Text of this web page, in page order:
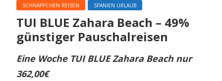
SCHNÄPPCHEN REISEN SPANIEN URLAUB
TUI BLUE Zahara Beach – 49%
günstiger Pauschalreisen
Eine Woche TUI BLUE Zahara Beach nur
362,00€